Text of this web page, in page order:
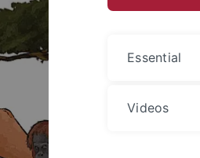
Essential
Videos